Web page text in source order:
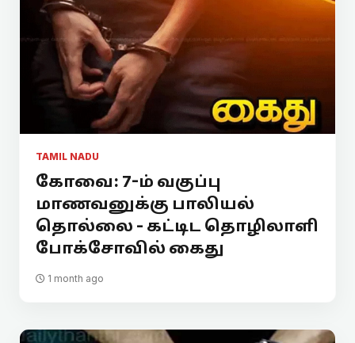
TAMIL NADU
கோவை: 7-ம் வகுப்பு
மாணவனுக்கு பாலியல்
தொல்லை - கட்டிட தொழிலாளி
போக்சோவில் கைது
1 month ago